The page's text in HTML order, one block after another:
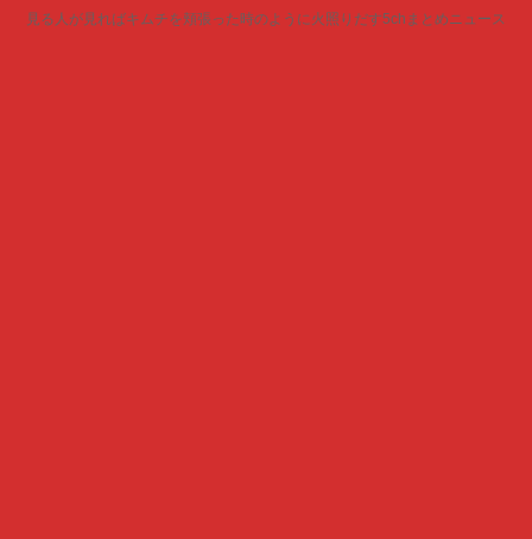
見る人が見ればキムチを頬張った時のように火照りだす5chまとめニュース